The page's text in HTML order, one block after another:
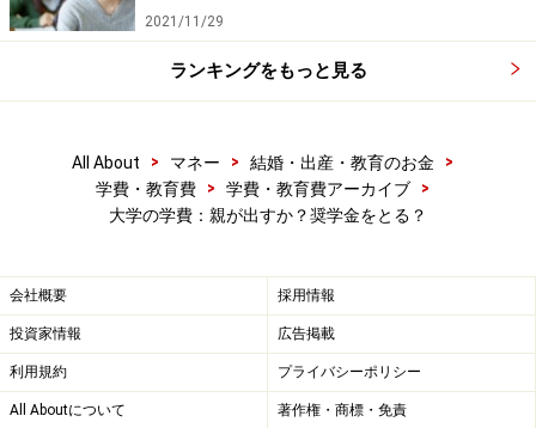
2021/11/29
ランキングをもっと見る
All About > マネー > 結婚・出産・教育のお金
>
学費・教育費
> 学費・教育費アーカイブ
>
大学の学費：親が出すか？奨学金をとる？
会社概要 採用情報
投資家情報 広告掲載
利用規約 プライバシーポリシー
All Aboutについて 著作権・商標・免責